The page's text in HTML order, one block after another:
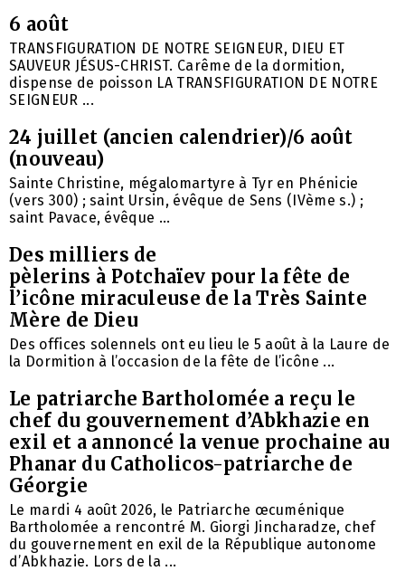
6 août
TRANSFIGURATION DE NOTRE SEIGNEUR, DIEU ET
SAUVEUR JÉSUS-CHRIST. Carême de la dormition,
dispense de poisson LA TRANSFIGURATION DE NOTRE
SEIGNEUR ...
24 juillet (ancien calendrier)/6 août
(nouveau)
Sainte Christine, mégalomartyre à Tyr en Phénicie
(vers 300) ; saint Ursin, évêque de Sens (IVème s.) ;
saint Pavace, évêque ...
Des milliers de
pèlerins à Potchaïev pour la fête de
l’icône miraculeuse de la Très Sainte
Mère de Dieu
Des offices solennels ont eu lieu le 5 août à la Laure de
la Dormition à l’occasion de la fête de l’icône ...
Le patriarche Bartholomée a reçu le
chef du gouvernement d’Abkhazie en
exil et a annoncé la venue prochaine au
Phanar du Catholicos-patriarche de
Géorgie
Le mardi 4 août 2026, le Patriarche œcuménique
Bartholomée a rencontré M. Giorgi Jincharadze, chef
du gouvernement en exil de la République autonome
d’Abkhazie. Lors de la ...